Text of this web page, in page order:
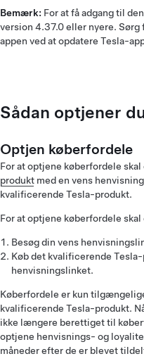
Bemærk: For at få adgang til
version 4.37.0 eller nyere. Sørg
appen ved at opdatere Tesla-
Sådan optjener
Optjen køberfordele
For at optjene køberfordele skal
produkt med en vens
kvalificerende Tesla-produkt.
For at optjene køberfordele
Besøg din vens
Køb det kvalificerende
henvisningslinket.
Køberfordele er kun
kvalificerende Tesla-produkt.
ikke længere berettiget til
optjene henvisnings- og
måneder efter de er blevet